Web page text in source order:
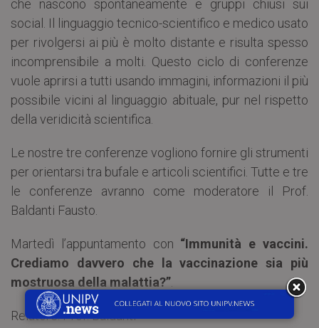
che nascono spontaneamente e gruppi chiusi sui
social. Il linguaggio tecnico-scientifico e medico usato
per rivolgersi ai più è molto distante e risulta spesso
incomprensibile a molti. Questo ciclo di conferenze
vuole aprirsi a tutti usando immagini, informazioni il più
possibile vicini al linguaggio abituale, pur nel rispetto
della veridicità scientifica.
Le nostre tre conferenze vogliono fornire gli strumenti
per orientarsi tra bufale e articoli scientifici. Tutte e tre
le conferenze avranno come moderatore il Prof.
Baldanti Fausto.
Martedì l’appuntamento con “Immunità e vaccini.
Crediamo davvero che la vaccinazione sia più
mostruosa della malattia?”
Relatore: Prof. Baldanti